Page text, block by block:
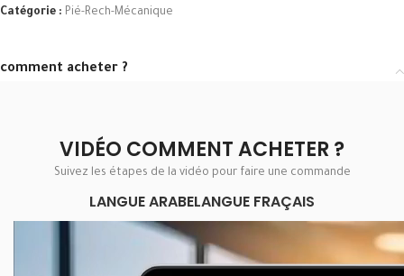
Catégorie : Pié-Rech-Mécanique
comment acheter ?
VIDÉO COMMENT ACHETER ?
Suivez les étapes de la vidéo pour faire une commande
LANGUE ARABELANGUE FRAÇAIS